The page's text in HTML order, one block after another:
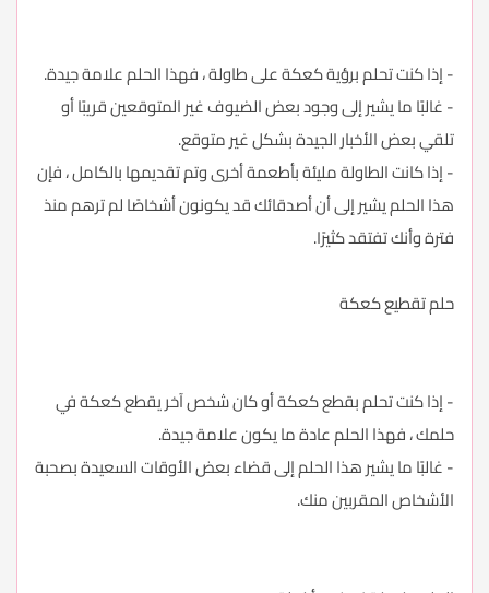
- إذا كنت تحلم برؤية كعكة على طاولة ، فهذا الحلم علامة جيدة.
- غالبًا ما يشير إلى وجود بعض الضيوف غير المتوقعين قريبًا أو
تلقي بعض الأخبار الجيدة بشكل غير متوقع.
- إذا كانت الطاولة مليئة بأطعمة أخرى وتم تقديمها بالكامل ، فإن
هذا الحلم يشير إلى أن أصدقائك قد يكونون أشخاصًا لم ترهم منذ
فترة وأنك تفتقد كثيرًا.
حلم تقطيع كعكة
- إذا كنت تحلم بقطع كعكة أو كان شخص آخر يقطع كعكة في
حلمك ، فهذا الحلم عادة ما يكون علامة جيدة.
- غالبًا ما يشير هذا الحلم إلى قضاء بعض الأوقات السعيدة بصحبة
الأشخاص المقربين منك.